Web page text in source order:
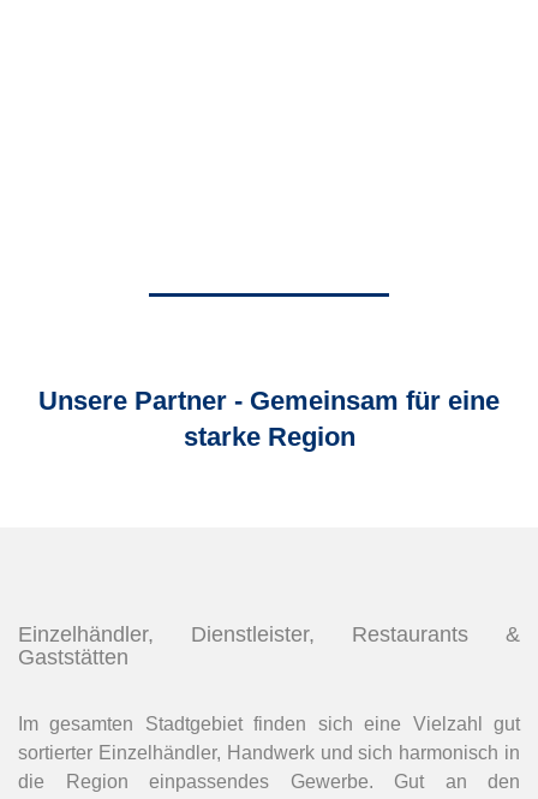
Unsere Partner - Gemeinsam für eine
starke Region
Einzelhändler, Dienstleister, Restaurants &
Gaststätten
Im gesamten Stadtgebiet finden sich eine Vielzahl gut
sortierter Einzelhändler, Handwerk und sich harmonisch in
die Region einpassendes Gewerbe. Gut an den